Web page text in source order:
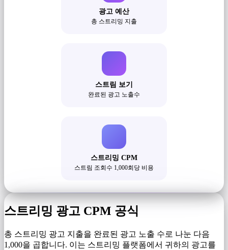
광고 예산
총 스트리밍 지출
스트림 보기
완료된 광고 노출수
스트리밍 CPM
스트림 조회수 1,000회당 비용
스트리밍 광고 CPM 공식
총 스트리밍 광고 지출을 완료된 광고 노출 수로 나눈 다음
1,000을 곱합니다. 이는 스트리밍 플랫폼에서 귀하의 광고를